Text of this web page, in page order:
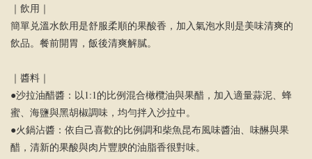
｜飲用｜
簡單兑溫水飲用是舒服柔順的果酸香，加入氣泡水則是美味清爽的
飲品。餐前開胃，飯後清爽解膩。
｜醬料｜
●沙拉油醋醬：以1:1的比例混合橄欖油與果醋，加入適量蒜泥、蜂
蜜、海鹽與黑胡椒調味，均勻拌入沙拉中。
●火鍋沾醬：依自己喜歡的比例調和柴魚昆布風味醬油、味醂與果
醋，清新的果酸與肉片豐腴的油脂香很對味。